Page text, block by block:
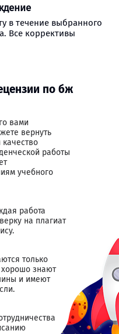
в течение выбранного
Все коррективы
по бж
вами
вернуть
работы
учебного
работа
на плагиат
только
знают
и имеют